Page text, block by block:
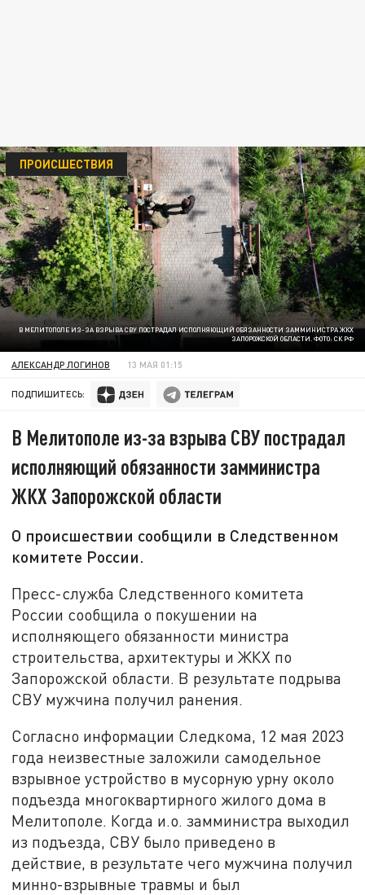
В МЕЛИТОПОЛЕ ИЗ-ЗА ВЗРЫВА СВУ ПОСТРАДАЛ ИСПОЛНЯЮЩИЙ ОБЯЗАННОСТИ ЗАММИНИСТРА ЖКХ
ЗАПОРОЖСКОЙ ОБЛАСТИ. ФОТО: СК РФ
ПРОИСШЕСТВИЯ
АЛЕКСАНДР ЛОГИНОВ 13 МАЯ 01:15
ПОДПИШИТЕСЬ:
В Мелитополе из-за взрыва СВУ пострадал
исполняющий обязанности замминистра
ЖКХ Запорожской области
О происшествии сообщили в Следственном
комитете России.
Пресс-служба Следственного комитета
России сообщила о покушении на
исполняющего обязанности министра
строительства, архитектуры и ЖКХ по
Запорожской области. В результате подрыва
СВУ мужчина получил ранения.
Согласно информации Следкома, 12 мая 2023
года неизвестные заложили самодельное
взрывное устройство в мусорную урну около
подъезда многоквартирного жилого дома в
Мелитополе. Когда и.о. замминистра выходил
из подъезда, СВУ было приведено в
действие, в результате чего мужчина получил
минно-взрывные травмы и был